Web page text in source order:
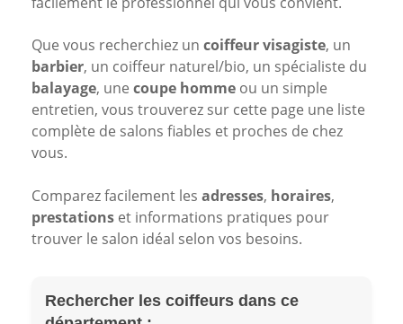
Que vous recherchiez un coiffeur visagiste, un
barbier, un coiffeur naturel/bio, un spécialiste du
balayage, une coupe homme ou un simple
entretien, vous trouverez sur cette page une liste
complète de salons fiables et proches de chez
vous.
Comparez facilement les adresses, horaires,
prestations et informations pratiques pour
trouver le salon idéal selon vos besoins.
Rechercher les coiffeurs dans ce